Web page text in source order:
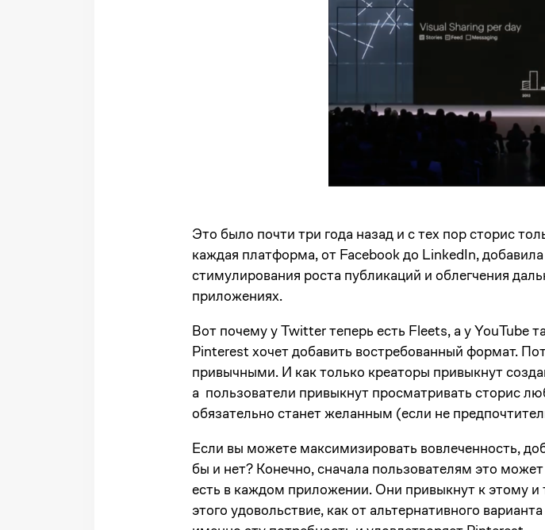
Это было почти три года назад и с тех пор сторис
каждая платформа, от Facebook до LinkedIn,
стимулирования роста публикаций и облегчения
приложениях.
Вот почему у Twitter теперь есть Fleets, а у YouTube
Pinterest хочет добавить востребованный формат.
привычными. И как только креаторы привыкнут
а пользователи привыкнут просматривать сторис
обязательно станет желанным (если не
Если вы можете максимизировать вовлеченность,
бы и нет? Конечно, сначала пользователям это
есть в каждом приложении. Они привыкнут к этому и
этого удовольствие, как от альтернативного